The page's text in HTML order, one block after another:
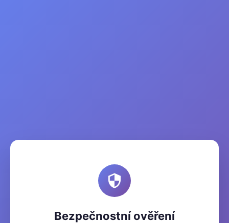
Bezpečnostní ověření